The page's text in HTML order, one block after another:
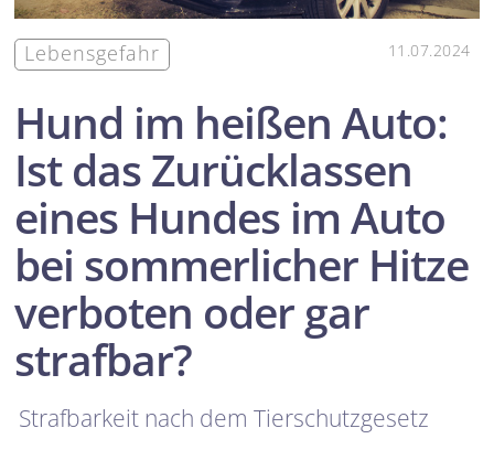
Lebensgefahr 11.07.2024
Hund im heißen Auto:
Ist das Zurücklassen
eines Hundes im Auto
bei sommerlicher Hitze
verboten oder gar
strafbar?
Strafbarkeit nach dem Tierschutzgesetz